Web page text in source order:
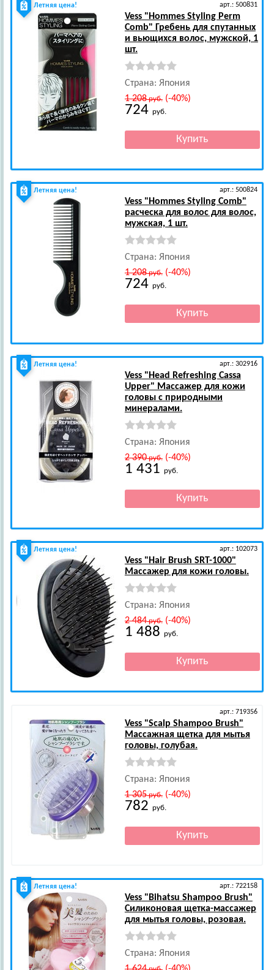
Летняя цена! арт.: 500831
Vess"Hommes Styling Perm
Comb" Гребень для спутанных
и вьющихся волос, мужской, 1
шт.
Страна: Япония
1 208руб.(-40%)
724 руб.
Летняя цена! арт.: 500824
Vess"Hommes Styling Comb"
расческа для волос для волос,
мужская, 1 шт.
Страна: Япония
1 208руб.(-40%)
724 руб.
Летняя цена! арт.: 302916
Vess"Head Refreshing Cassa
Upper" Массажер для кожи
головы с природными
минералами.
Страна: Япония
2 390руб.(-40%)
1 431 руб.
Летняя цена! арт.: 102073
Vess"Hair Brush SRT-1000"
Массажер для кожи головы.
Страна: Япония
2 484руб.(-40%)
1 488 руб.
арт.: 719356
Vess"Scalp Shampoo Brush"
Массажная щетка для мытья
головы, голубая.
Страна: Япония
1 305руб.(-40%)
782 руб.
Летняя цена! арт.: 722158
Vess"Bihatsu Shampoo Brush"
Силиконовая щетка-массажер
для мытья головы, розовая.
Страна: Япония